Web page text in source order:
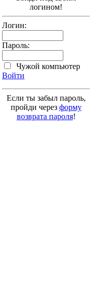
логином!
Логин:
Пароль:
Чужой компьютер
Войти
Если ты забыл пароль,
пройди через форму
возврата пароля!